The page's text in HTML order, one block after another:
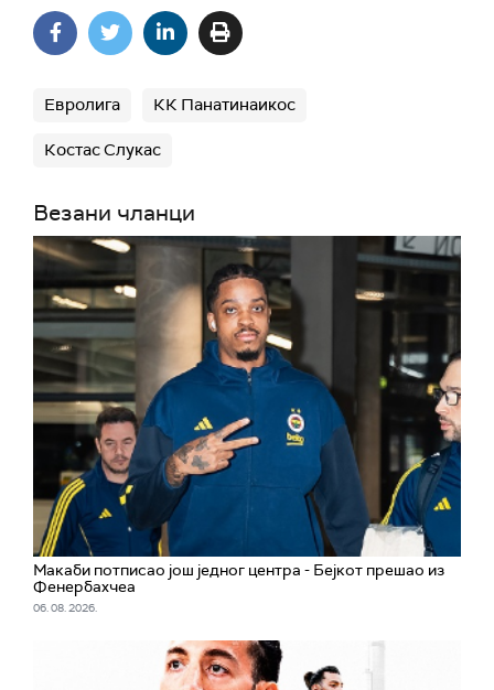
Евролига КК Панатинаикос
Костас Слукас
Везани чланци
Макаби потписао још једног центра - Бејкот прешао из
Фенербахчеа
06. 08. 2026.